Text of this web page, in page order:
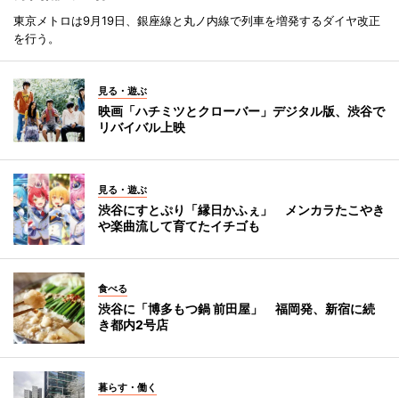
東京メトロは9月19日、銀座線と丸ノ内線で列車を増発するダイヤ改正
を行う。
見る・遊ぶ
映画「ハチミツとクローバー」デジタル版、渋谷で
リバイバル上映
見る・遊ぶ
渋谷にすとぷり「縁日かふぇ」 メンカラたこやき
や楽曲流して育てたイチゴも
食べる
渋谷に「博多もつ鍋 前田屋」 福岡発、新宿に続
き都内2号店
暮らす・働く